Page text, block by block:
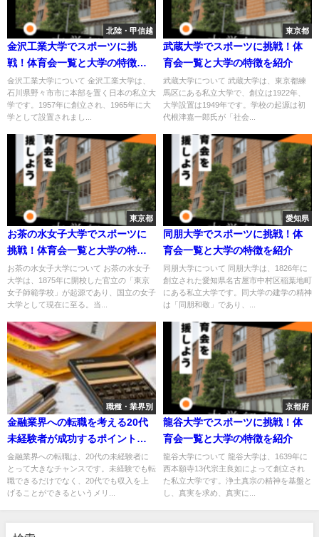
北陸・甲信越
金沢工業大学でスポーツに挑
戦！体育会一覧と大学の特徴を
紹介
金沢工業大学について 金沢工業大学は、
石川県野々市市に本部を置く日本の私立大
学です。1957年に創立され、1965年に大
学として設置されまし...
東京都
武蔵大学でスポーツに挑戦！体
育会一覧と大学の特徴を紹介
武蔵大学について 武蔵大学は、東京都練
馬区にある私立大学で、創立は1922年、
大学設置は1949年です。学校の起源は初
代根津嘉一郎氏が「社会...
東京都
お茶の水女子大学でスポーツに
挑戦！体育会一覧と大学の特徴
を紹介
お茶の水女子大学について お茶の水女子
大学は、1875年に開校した官立の「東京
女子師範学校」が起源であり、国立の女子
大学として現在に至る。当...
愛知県
同朋大学でスポーツに挑戦！体
育会一覧と大学の特徴を紹介
同朋大学について 同朋大学は、1826年に
創立された愛知県名古屋市中村区稲葉地町
にある私立大学です。同大学の建学の精神
は「同朋和敬」であり、...
職種・業界別
金融業界への転職を考える20代
未経験者が成功するポイント
は？
金融業界への転職は、20代の未経験者に
とって大きなチャンスです。未経験でも転
職できるだけでなく、20代でも収入を上
げることができるというメリ...
京都府
龍谷大学でスポーツに挑戦！体
育会一覧と大学の特徴を紹介
龍谷大学について 龍谷大学は、1639年に
西本願寺13代宗主良如によって創立され
た私立大学です。浄土真宗の精神を基盤と
し、真実を求め、真実に...